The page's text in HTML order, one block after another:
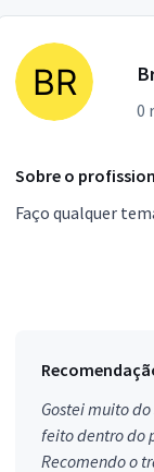
0
Sobre o
Faço qualquer
Gostei muito
feito dentro do
Recomendo o